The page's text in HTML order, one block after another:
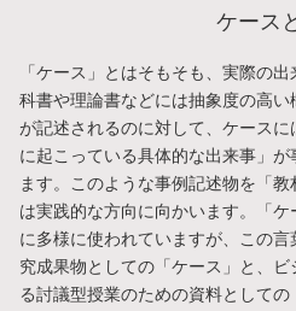
ケース
「ケース」とはそもそも、実際の
科書や理論書などには抽象度の高
が記述されるのに対して、ケース
に起こっている具体的な出来事」
ます。このような事例記述物を「
は実践的な方向に向かいます。「
に多様に使われていますが、この
究成果物としての「ケース」と、
る討議型授業のための資料として